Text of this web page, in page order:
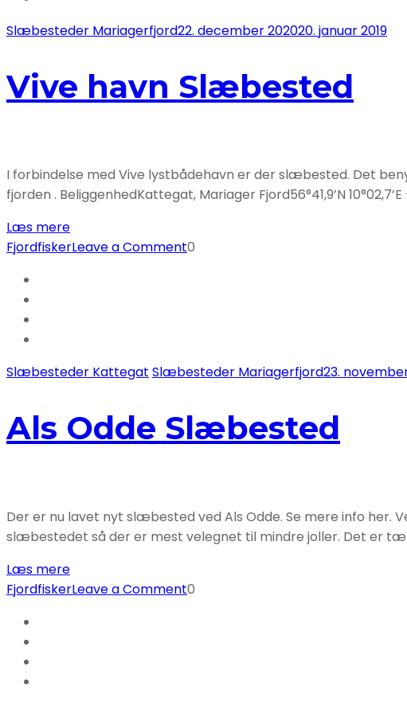
Slæbesteder Mariagerfjord22. december 202020. januar 2019
Vive havn Slæbested
I forbindelse med Vive lystbådehavn er der slæbested. Det
fjorden . BeliggenhedKattegat, Mariager Fjord56°41,9’N
Læs mere
FjordfiskerLeave a Commenton
0
Slæbesteder Kattegat Slæbesteder Mariagerfjord23.
Als Odde Slæbested
Der er nu lavet nyt slæbested ved Als Odde. Se mere info her.
slæbestedet så der er mest velegnet til mindre joller. Det er
Læs mere
FjordfiskerLeave a Commenton
0